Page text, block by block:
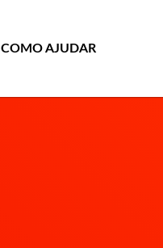
COMO AJUDAR